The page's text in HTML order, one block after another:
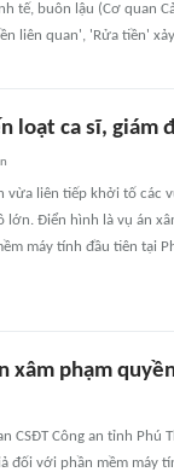
tế, buôn lậu (Cơ quan
liên quan', 'Rửa tiền'
loạt ca sĩ, giám
vừa liên tiếp khởi tố các
lớn. Điển hình là vụ án
máy tính đầu tiên tại
xâm phạm
CSĐT Công an tỉnh
đối với phần mềm máy